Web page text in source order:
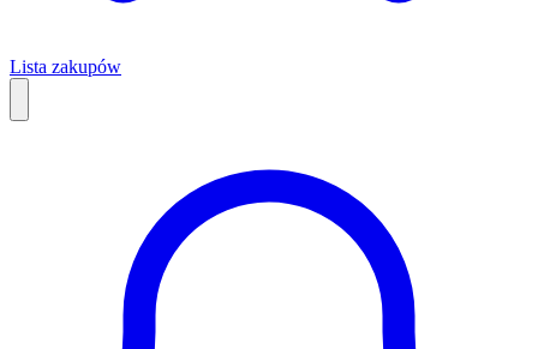
Lista zakupów